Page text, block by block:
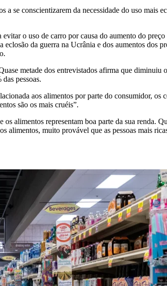
se conscientizarem da necessidade do uso mais
o uso de carro por causa do aumento do
da guerra na Ucrânia e dos aumentos dos
metade dos entrevistados afirma que
pessoas.
aos alimentos por parte do consumidor, os
são os mais cruéis”.
alimentos representam boa parte da sua renda.
muito provável que as pessoas mais